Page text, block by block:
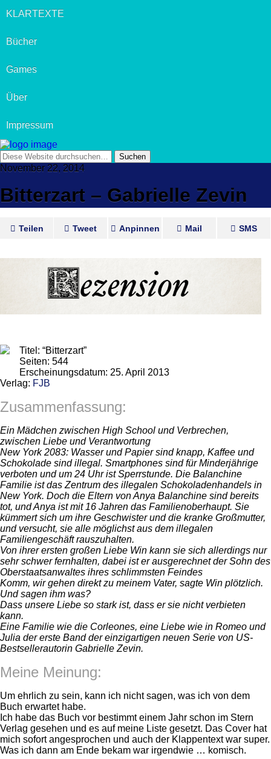
KLARTEXTE
Bücher
Games
Über
Impressum
November 22, 2014
Bitterzart – Gabrielle Zevin
Teilen Tweet Anpinnen Mail SMS
Titel: “Bitterzart”
Seiten: 544
Erscheinungsdatum: 25. April 2013
Verlag: FJB
Zusammenfassung:
Ein Mädchen zwischen High School und Verbrechen,
zwischen Liebe und Verantwortung
New York 2083: Wasser und Papier sind knapp, Kaffee und
Schokolade sind illegal. Smartphones sind für Minderjährige
verboten und um 24 Uhr ist Sperrstunde. Die Balanchine
Familie ist das Zentrum des illegalen Schokoladenhandels in
New York. Doch die Eltern von Anya Balanchine sind bereits
tot, und Anya ist mit 16 Jahren das Familienoberhaupt. Sie
kümmert sich um ihre Geschwister und die kranke Großmutter,
und versucht, sie alle möglichst aus dem illegalen
Familiengeschäft rauszuhalten.
Von ihrer ersten großen Liebe Win kann sie sich allerdings nur
sehr schwer fernhalten, dabei ist er ausgerechnet der Sohn des
Oberstaatsanwaltes ihres schlimmsten Feindes
Komm, wir gehen direkt zu meinem Vater, sagte Win plötzlich.
Und sagen ihm was?
Dass unsere Liebe so stark ist, dass er sie nicht verbieten
kann.
Eine Familie wie die Corleones, eine Liebe wie in Romeo und
Julia der erste Band der einzigartigen neuen Serie von US-
Bestsellerautorin Gabrielle Zevin.
Meine Meinung:
Um ehrlich zu sein, kann ich nicht sagen, was ich von dem
Buch erwartet habe.
Ich habe das Buch vor bestimmt einem Jahr schon im Stern
Verlag gesehen und es auf meine Liste gesetzt. Das Cover hat
mich sofort angesprochen und auch der Klappentext war super.
Was ich dann am Ende bekam war irgendwie … komisch.